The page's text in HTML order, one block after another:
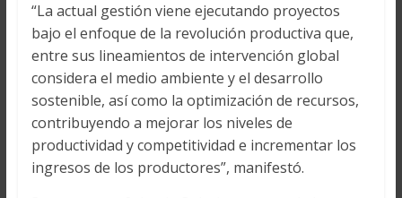
“La actual gestión viene ejecutando proyectos
bajo el enfoque de la revolución productiva que,
entre sus lineamientos de intervención global
considera el medio ambiente y el desarrollo
sostenible, así como la optimización de recursos,
contribuyendo a mejorar los niveles de
productividad y competitividad e incrementar los
ingresos de los productores”, manifestó.